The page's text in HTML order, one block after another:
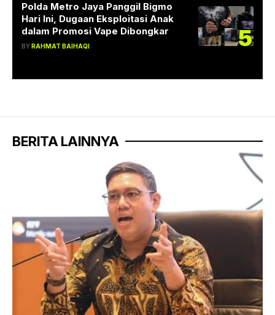
Polda Metro Jaya Panggil Bigmo
Hari Ini, Dugaan Eksploitasi Anak
dalam Promosi Vape Dibongkar
BYRAHMAT BAIHAQI 5
BERITA LAINNYA